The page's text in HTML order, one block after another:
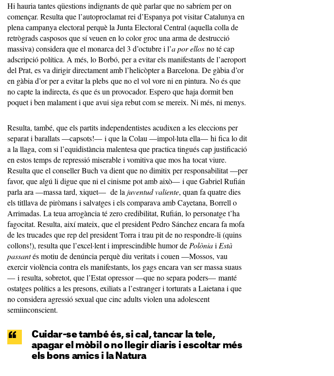
Hi hauria tantes qüestions indignants de què parlar que no sabríem per on
començar. Resulta que l’autoproclamat rei d’Espanya pot visitar Catalunya en
plena campanya electoral perquè la Junta Electoral Central (aquella colla de
retrògrads casposos que sí veuen en lo color groc una arma de destrucció
massiva) considera que el monarca del 3 d’octubre i l’a por ellos no té cap
adscripció política. A més, lo Borbó, per a evitar els manifestants de l’aeroport
del Prat, es va dirigir directament amb l’helicòpter a Barcelona. De gàbia d’or
en gàbia d’or per a evitar la plebs que no el vol vore ni en pintura. No és que
no capte la indirecta, és que és un provocador. Espero que haja dormit ben
poquet i ben malament i que avui siga rebut com se mereix. Ni més, ni menys.
Resulta, també, que els partits independentistes acudixen a les eleccions per
separat i barallats —capsots!— i que la Colau —impol·luta ella— hi fica lo dit
a la llaga, com si l’equidistància malentesa que practica tingués cap justificació
en estos temps de repressió miserable i vomitiva que mos ha tocat viure.
Resulta que el conseller Buch va dient que no dimitix per responsabilitat —per
favor, que algú li digue que ni el cinisme pot amb això— i que Gabriel Rufián
parla ara —massa tard, xiquet— de la juventud valiente, quan fa quatre dies
els titllava de piròmans i salvatges i els comparava amb Cayetana, Borrell o
Arrimadas. La teua arrogància té zero credibilitat, Rufián, lo personatge t’ha
fagocitat. Resulta, així mateix, que el president Pedro Sánchez encara fa mofa
de les trucades que rep del president Torra i trau pit de no respondre-li (quins
collons!), resulta que l’excel·lent i imprescindible humor de Polòniai Està
passantés motiu de denúncia perquè diu veritats i couen —Mossos, vau
exercir violència contra els manifestants, los gags encara van ser massa suaus
— i resulta, sobretot, que l’Estat opressor —que no separa poders— manté
ostatges polítics a les presons, exiliats a l’estranger i torturats a Laietana i que
no considera agressió sexual que cinc adults violen una adolescent
semiinconscient.
Cuidar-se també és, si cal, tancar la tele,
apagar el mòbil o no llegir diaris i escoltar més
els bons amics i la Natura